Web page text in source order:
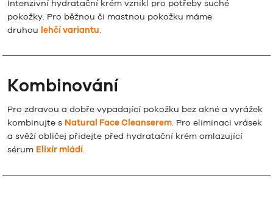
Intenzivní hydratační krém vznikl pro potřeby suché
pokožky. Pro běžnou či mastnou pokožku máme
druhou lehčí variantu.
Kombinování
Pro zdravou a dobře vypadající pokožku bez akné a vyrážek
kombinujte s Natural Face Cleanserem. Pro eliminaci vrásek
a svěží obličej přidejte před hydratační krém omlazující
sérum Elixír mládí.